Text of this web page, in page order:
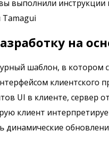
выполнили инструкции
Tamagui
на
шаблон, в котором
клиентского
UI в клиенте, сервер
клиент
динамические